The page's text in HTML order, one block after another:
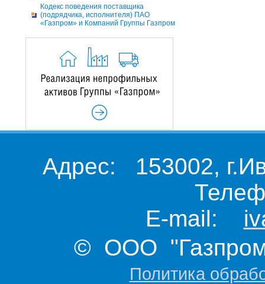
Кодекс поведения поставщика
(подрядчика, исполнителя) ПАО
«Газпром» и Компаний Группы Газпром
Адрес: 153002,
E-mail:
© ООО "Газпром
Политика